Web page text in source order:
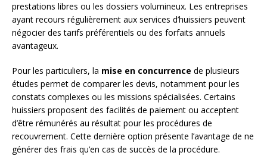
prestations libres ou les dossiers volumineux. Les entreprises
ayant recours régulièrement aux services d’huissiers peuvent
négocier des tarifs préférentiels ou des forfaits annuels
avantageux.
Pour les particuliers, la mise en concurrence de plusieurs
études permet de comparer les devis, notamment pour les
constats complexes ou les missions spécialisées. Certains
huissiers proposent des facilités de paiement ou acceptent
d’être rémunérés au résultat pour les procédures de
recouvrement. Cette dernière option présente l’avantage de ne
générer des frais qu’en cas de succès de la procédure.